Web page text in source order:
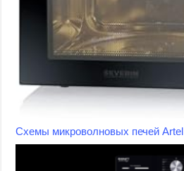
Схемы микроволновых печей Artel